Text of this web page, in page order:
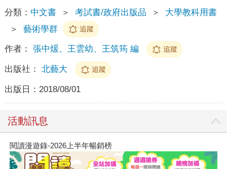
分類： 中文書 ＞ 考試書/政府出版品 ＞
大學教科用書
＞
藝術學群 追蹤
作者： 張中煖、王雲幼、王筑筠 編 追蹤
出版社： 北藝大 追蹤
出版日： 2018/08/01
活動訊息
閱讀漫遊錄-2026上半年暢銷榜